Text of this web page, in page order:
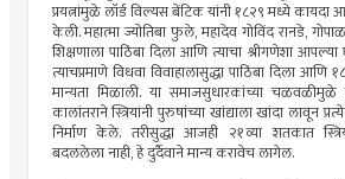
प्रयत्नांमुळे लॉर्ड विल्यस बेंटिक यांनी १८२९ मध्ये
केली. महात्मा ज्योतिबा फुले, महादेव गोविंद रानडे,
शिक्षणाला पाठिंबा दिला आणि त्याचा श्रीगणेशा आपल्या
त्याचप्रमाणे विधवा विवाहालासुद्धा पाठिंबा दिला आणि
मान्यता मिळाली. या समाजसुधारकांच्या
कालांतराने स्त्रियांनी पुरुषांच्या खांद्याला खांदा लावून
निर्माण केले. तरीसुद्धा आजही २१व्या शतकात
बदललेला नाही, हे दुर्दैवाने मान्य करावेच लागेल.